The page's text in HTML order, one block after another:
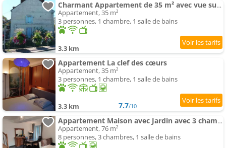
Charmant Appartement de 35 m² avec vue sur le lac
Appartement, 35 m²
3 personnes, 1 chambre, 1 salle de bains
3.3 km
Appartement La clef des cœurs
Appartement, 35 m²
3 personnes, 1 chambre, 1 salle de bains
3.3 km 7.7/10
Appartement Maison avec Jardin avec 3 chambres
Appartement, 76 m²
8 personnes, 3 chambres, 1 salle de bains